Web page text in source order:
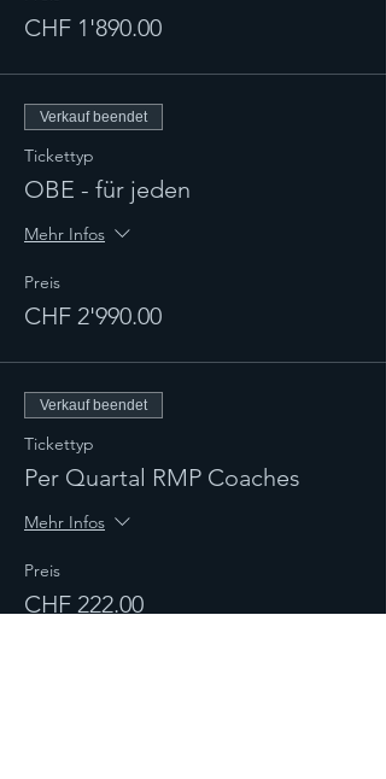
CHF 1'890.00
Verkauf beendet
Tickettyp
OBE - für jeden
Mehr Infos
Preis
CHF 2'990.00
Verkauf beendet
Tickettyp
Per Quartal RMP Coaches
Mehr Infos
Preis
CHF 222.00